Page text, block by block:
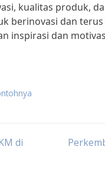
kualitas produk,
berinovasi dan
inspirasi dan
di